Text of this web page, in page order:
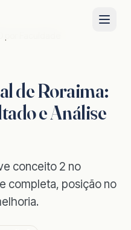
de Roraima:
e Análise
conceito 2 no
completa, posição no